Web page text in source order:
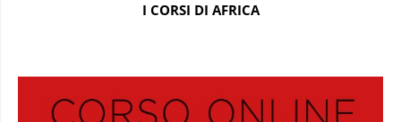
I CORSI DI AFRICA